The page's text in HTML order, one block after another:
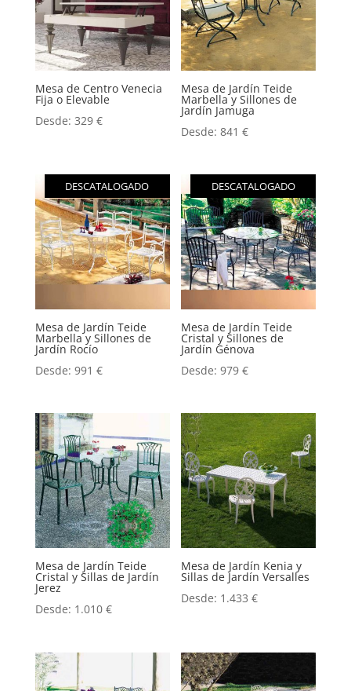
Mesa de Centro Venecia
Fija o Elevable
Desde: 329 €
Mesa de Jardín Teide
Marbella y Sillones de
Jardín Jamuga
Desde:841€
DESCATALOGADO
Mesa de Jardín Teide
Marbella y Sillones de
Jardín Rocío
Desde: 991 €
DESCATALOGADO
Mesa de Jardín Teide
Cristal y Sillones de
Jardín Génova
Desde:979€
Mesa de Jardín Teide
Cristal y Sillas de Jardín
Jerez
Desde: 1.010 €
Mesa de Jardín Kenia y
Sillas de Jardín Versalles
Desde: 1.433€